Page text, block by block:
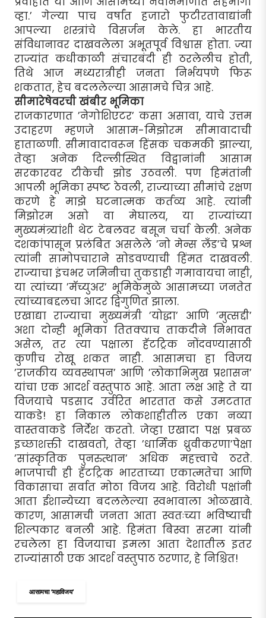
व्हा.’ गेल्या पाच वर्षांत हजारो फुटीरतावाद्यांनी
आपल्या शस्त्रांचे विसर्जन केले. हा भारतीय
संविधानावर दाखवलेला अभूतपूर्व विश्वास होता. ज्या
राज्यांत कधीकाळी संचारबंदी ही ठरलेलीच होती,
तिथे आज मध्यरात्रीही जनता निर्भयपणे फिरू
शकतात, हेच बदललेल्या आसामचे चित्र आहे.
सीमारेषेवरची खंबीर भूमिका
राजकारणात ’नेगोशिएटर’ कसा असावा, याचे उत्तम
उदाहरण म्हणजे आसाम-मिझोरम सीमावादाची
हाताळणी. सीमावादावरून हिंसक चकमकी झाल्या,
तेव्हा अनेक दिल्लीस्थित विद्वानांनी आसाम
सरकारवर टीकेची झोड उठवली. पण हिमंतांनी
आपली भूमिका स्पष्ट ठेवली, राज्याच्या सीमांचे रक्षण
करणे हे माझे घटनात्मक कर्तव्य आहे. त्यांनी
मिझोरम असो वा मेघालय, या राज्यांच्या
मुख्यमंत्र्यांशी थेट टेबलवर बसून चर्चा केली. अनेक
दशकांपासून प्रलंबित असलेले ’नो मेन्स लँड’चे प्रश्न
त्यांनी सामोपचाराने सोडवण्याची हिंमत दाखवली.
राज्याचा इंचभर जमिनीचा तुकडाही गमावायचा नाही,
या त्यांच्या ’मॅच्युअर’ भूमिकेमुळे आसामच्या जनतेत
त्यांच्याबद्दलचा आदर द्विगुणित झाला.
एखाद्या राज्याचा मुख्यमंत्री ’योद्धा’ आणि ’मुत्सद्दी’
अशा दोन्ही भूमिका तितक्याच ताकदीने निभावत
असेल, तर त्या पक्षाला हॅटट्रिक नोंदवण्यासाठी
कुणीच रोखू शकत नाही. आसामचा हा विजय
’राजकीय व्यवस्थापन’ आणि ’लोकाभिमुख प्रशासन’
यांचा एक आदर्श वस्तुपाठ आहे. आता लक्ष आहे ते या
विजयाचे पडसाद उर्वरित भारतात कसे उमटतात
याकडे! हा निकाल लोकशाहीतील एका नव्या
वास्तवाकडे निर्देश करतो. जेव्हा एखादा पक्ष प्रबळ
इच्छाशक्ती दाखवतो, तेव्हा ’धार्मिक ध्रुवीकरणा’पेक्षा
’सांस्कृतिक पुनरुत्थान’ अधिक महत्त्वाचे ठरते.
भाजपाची ही हॅटट्रिक भारताच्या एकात्मतेचा आणि
विकासाचा सर्वात मोठा विजय आहे. विरोधी पक्षांनी
आता ईशान्येच्या बदललेल्या स्वभावाला ओळखावे.
कारण, आसामची जनता आता स्वतःच्या भविष्याची
शिल्पकार बनली आहे. हिमंता बिस्वा सरमा यांनी
रचलेला हा विजयाचा इमला आता देशातील इतर
राज्यांसाठी एक आदर्श वस्तुपाठ ठरणार, हे निश्चित!
आसामचा ‘महाविजय’